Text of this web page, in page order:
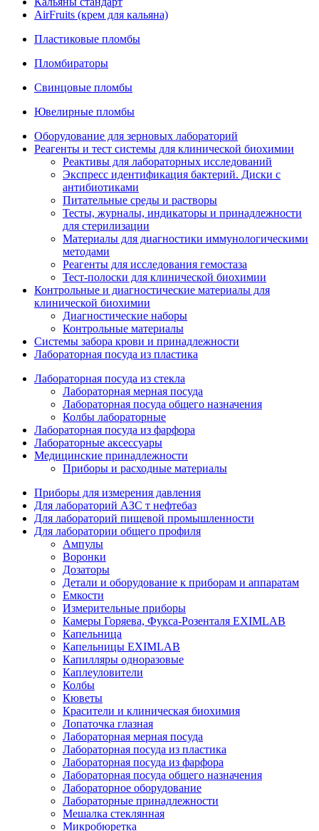
AirFruits (крем для кальяна)
Пластиковые пломбы
Пломбираторы
Свинцовые пломбы
Ювелирные пломбы
Оборудование для зерновых лабораторий
Реагенты и тест системы для клинической биохимии
Реактивы для лабораторных исследований
Экспресс идентификация бактерий. Диски с
антибиотиками
Питательные среды и растворы
Тесты, журналы, индикаторы и принадлежности
для стерилизации
Материалы для диагностики иммунологическими
методами
Реагенты для исследования гемостаза
Тест-полоски для клинической биохимии
Контрольные и диагностические материалы для
клинической биохимии
Диагностические наборы
Контрольные материалы
Системы забора крови и принадлежности
Лабораторная посуда из пластика
Лабораторная посуда из стекла
Лабораторная мерная посуда
Лабораторная посуда общего назначения
Колбы лабораторные
Лабораторная посуда из фарфора
Лабораторные аксессуары
Медицинские принадлежности
Приборы и расходные материалы
Приборы для измерения давления
Для лабораторий АЗС т нефтебаз
Для лабораторий пищевой промышленности
Для лаборатории общего профиля
Ампулы
Воронки
Дозаторы
Детали и оборудование к приборам и аппаратам
Емкости
Измерительные приборы
Камеры Горяева, Фукса-Розенталя EXIMLAB
Капельница
Капельницы EXIMLAB
Капилляры одноразовые
Каплеуловители
Колбы
Кюветы
Красители и клиническая биохимия
Лопаточка глазная
Лабораторная мерная посуда
Лабораторная посуда из пластика
Лабораторная посуда из фарфора
Лабораторная посуда общего назначения
Лабораторное оборудование
Лабораторные принадлежности
Мешалка стеклянная
Микробюретка